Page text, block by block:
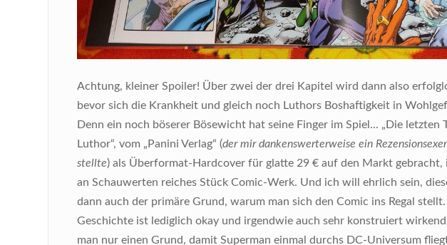
Achtung, kleiner Spoiler! Über zwei der drei Kapitel wird dann also
bevor sich die Krankheit und gleich noch Luthors Boshaftigkeit in
Denn ein noch böserer Bösewicht hat seine Finger im Spiel... „Die letzten
Luthor“, vom „Panini Verlag“ (der mir dankenswerterweise ein
stellte) als Überformat-Hardcover für glatte 29 € auf den Markt gebracht,
an Schauwerten reiches Stück Comic-Werk. Und ich will ehrlich sein,
dann auch der primäre Grund, warum man sich den Comic ins Regal
Geschichte ist lediglich okay und irgendwie auch sehr konstruiert
man nur einen Grund, damit Superman einmal durchs DC-Universum